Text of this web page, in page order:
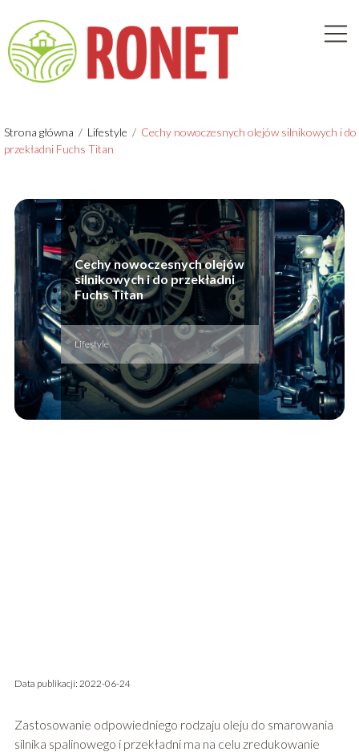
Strona główna / Lifestyle / Cechy nowoczesnych olejów silnikowych i do
przekładni Fuchs Titan
Cechy nowoczesnych olejów
silnikowych i do przekładni
Fuchs Titan
Lifestyle
Data publikacji: 2022-06-24
Zastosowanie odpowiedniego rodzaju oleju do smarowania
silnika spalinowego i przekładni ma na celu zredukowanie